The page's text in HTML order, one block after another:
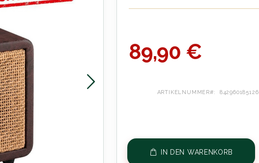
89,90 €
ARTIKELNUMMER 842960185126
IN DEN WARENKORB